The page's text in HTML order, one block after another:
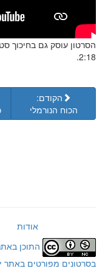
הסרטון עוסק גם בחיכוך
2:18.
הקודם:
הכוח הנורמלי
אודות
התוכן
בסרטונים מפורטים באתר